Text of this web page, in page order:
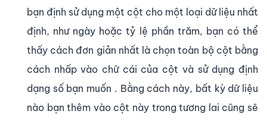
bạn định sử dụng một cột cho một loại dữ liệu nhất
định, như ngày hoặc tỷ lệ phần trăm, bạn có thể
thấy cách đơn giản nhất là chọn toàn bộ cột bằng
cách nhấp vào chữ cái của cột và sử dụng định
dạng số bạn muốn . Bằng cách này, bất kỳ dữ liệu
nào bạn thêm vào cột này trong tương lai cũng sẽ